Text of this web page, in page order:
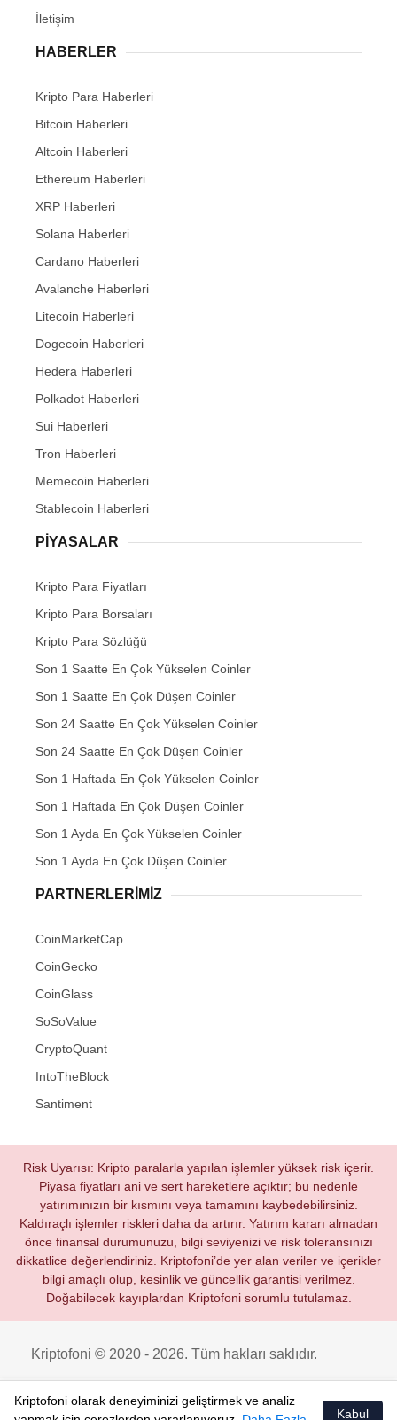
İletişim
HABERLER
Kripto Para Haberleri
Bitcoin Haberleri
Altcoin Haberleri
Ethereum Haberleri
XRP Haberleri
Solana Haberleri
Cardano Haberleri
Avalanche Haberleri
Litecoin Haberleri
Dogecoin Haberleri
Hedera Haberleri
Polkadot Haberleri
Sui Haberleri
Tron Haberleri
Memecoin Haberleri
Stablecoin Haberleri
PIYASALAR
Kripto Para Fiyatları
Kripto Para Borsaları
Kripto Para Sözlüğü
Son 1 Saatte En Çok Yükselen Coinler
Son 1 Saatte En Çok Düşen Coinler
Son 24 Saatte En Çok Yükselen Coinler
Son 24 Saatte En Çok Düşen Coinler
Son 1 Haftada En Çok Yükselen Coinler
Son 1 Haftada En Çok Düşen Coinler
Son 1 Ayda En Çok Yükselen Coinler
Son 1 Ayda En Çok Düşen Coinler
PARTNERLERIMIZ
CoinMarketCap
CoinGecko
CoinGlass
SoSoValue
CryptoQuant
IntoTheBlock
Santiment
Risk Uyarısı: Kripto paralarla yapılan işlemler yüksek risk içerir.
Piyasa fiyatları ani ve sert hareketlere açıktır; bu nedenle
yatırımınızın bir kısmını veya tamamını kaybedebilirsiniz.
Kaldıraçlı işlemler riskleri daha da artırır. Yatırım kararı almadan
önce finansal durumunuzu, bilgi seviyenizi ve risk toleransınızı
dikkatlice değerlendiriniz. Kriptofoni’de yer alan veriler ve içerikler
bilgi amaçlı olup, kesinlik ve güncellik garantisi verilmez.
Doğabilecek kayıplardan Kriptofoni sorumlu tutulamaz.
Kriptofoni © 2020 - 2026. Tüm hakları saklıdır.
Kriptofoni olarak deneyiminizi geliştirmek ve analiz
Kabul